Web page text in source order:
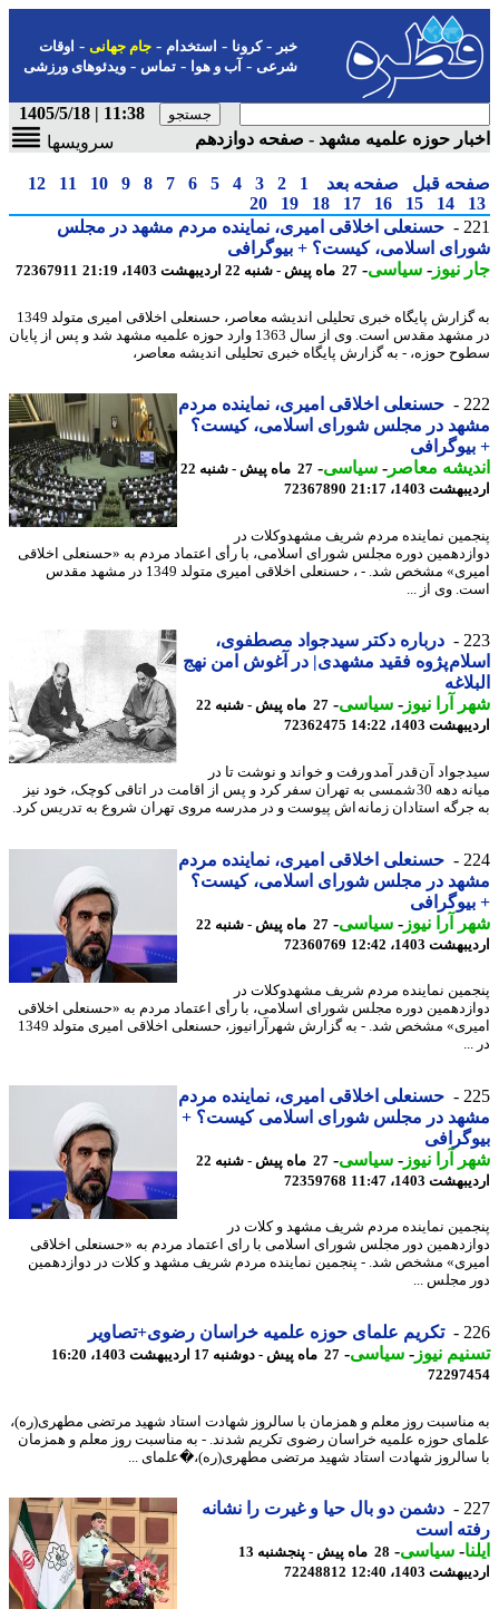
-کرونا-استخدام- جام جهانی-اوقات
شرعی-آب و هوا-تماس-ویدئوهای ورزشی
11:38 | 1405/5/18
حوزه علمیه مشهد - صفحه دوازدهم
سرویسها
قبل صفحه بعد 1
2
3
4
5
6
7
8
9
10
11
12
14
15
16
17
18
19
20
حسنعلی اخلاقی امیری، نماینده مردم مشهد در مجلس
اسلامی، کیست؟ + بیوگرافی
نیوز-سیاسی-27 ماه پیش - شنبه 22 اردیبهشت 1403، 21:19 72367911
به گزارش پایگاه خبری تحلیلی اندیشه معاصر، حسنعلی اخلاقی امیری متولد 1349
در مشهد مقدس است. وی از سال 1363 وارد حوزه علمیه مشهد شد و پس از پایان
حوزه، - به گزارش پایگاه خبری تحلیلی اندیشه معاصر،
حسنعلی اخلاقی امیری، نماینده مردم
در مجلس شورای اسلامی، کیست؟
معاصر-سیاسی-
27 ماه پیش - شنبه 22
1403، 21:17
72367890
نماینده مردم شریف مشهدوکلات در
دوره مجلس شورای اسلامی، با رأی اعتماد مردم به «حسنعلی اخلاقی
امیری» مشخص شد. - ، حسنعلی اخلاقی امیری متولد 1349 در مشهد مقدس
وی از ...
درباره دکتر سیدجواد مصطفوی،
پژوه فقید مشهدی| در آغوش امن نهج
آرا نیوز-سیاسی-
27 ماه پیش - شنبه 22
1403، 14:22
72362475
آن قدر آمد و رفت و خواند و نوشت تا در
میانه دهه 30 شمسی به تهران سفر کرد و پس از اقامت در اتاقی کوچک، خود نیز
استادان زمانه اش پیوست و در مدرسه مروی تهران شروع به تدریس کرد.
حسنعلی اخلاقی امیری، نماینده مردم
در مجلس شورای اسلامی، کیست؟
آرا نیوز-سیاسی-
27 ماه پیش - شنبه 22
1403، 12:42
72360769
نماینده مردم شریف مشهدوکلات در
دوره مجلس شورای اسلامی، با رأی اعتماد مردم به «حسنعلی اخلاقی
امیری» مشخص شد. - به گزارش شهرآرانیوز، حسنعلی اخلاقی امیری متولد 1349
حسنعلی اخلاقی امیری، نماینده مردم
در مجلس شورای اسلامی کیست؟ +
آرا نیوز-سیاسی-
27 ماه پیش - شنبه 22
1403، 11:47
72359768
نماینده مردم شریف مشهد و کلات در
دور مجلس شورای اسلامی با رای اعتماد مردم به «حسنعلی اخلاقی
مشخص شد. - پنجمین نماینده مردم شریف مشهد و کلات در دوازدهمین
مجلس ...
تکریم علمای حوزه علمیه خراسان رضوی+تصاویر
نیوز-سیاسی-27 ماه پیش - دوشنبه 17 اردیبهشت 1403، 16:20
روز معلم و همزمان با سالروز شهادت استاد شهید مرتضی مطهری(ره)،
حوزه علمیه خراسان رضوی تکریم شدند. - به مناسبت روز معلم و همزمان
شهادت استاد شهید مرتضی مطهری(ره)،�علمای ...
دشمن دو بال حیا و غیرت را نشانه
است
-سیاسی-
28 ماه پیش - پنجشنبه 13
1403، 12:40
72248812